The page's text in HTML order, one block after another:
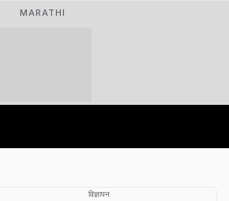
MARATHI
विज्ञापन